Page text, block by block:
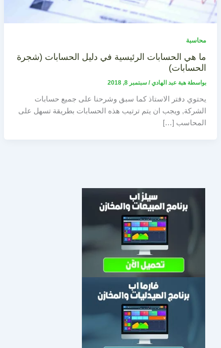
محاسبة
ما هي الحسابات الرئيسية في دليل الحسابات (شجرة
الحسابات)
بواسطة هبة عبد الهادي/ سبتمبر 8, 2018
يحتوي دفتر الاستاذ كما سبق وشرحنا على جميع حسابات
الشركة, ويجب ان يتم ترتيب هذه الحسابات بطريقة تسهل على
المحاسب […]